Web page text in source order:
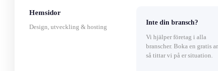
Hemsidor
Design, utveckling & hosting
Inte din bransch?
Vi hjälper företag i alla
branscher. Boka en gratis
så tittar vi på er situation.